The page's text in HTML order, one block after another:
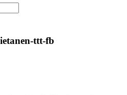
ttt-fb